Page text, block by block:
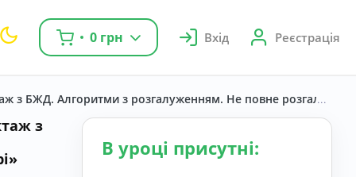
0 грн Вхід Реєстрація
з БЖД. Алгоритми з розгалуженням. Не повне
з
В уроці присутні: